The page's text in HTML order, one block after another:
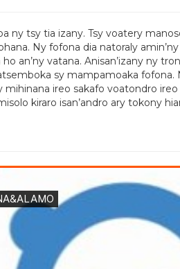
ny tsy tia izany. Tsy voatery
Ny fofona dia natoraly
an’ny vatana. Anisan’izany ny
sy mampamoaka
ireo sakafo voatondro
kiraro isan’andro ary tokony